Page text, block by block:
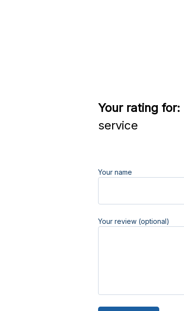
Your rating for:
service
Your name
Your review (optional)